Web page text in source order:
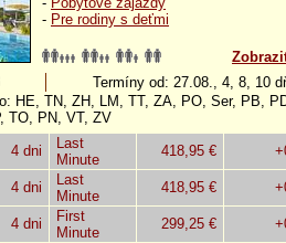
- Pre rodiny s deťmi
Termíny od: 27.08., 4, 8, 10
HE, TN, ZH, LM, TT, ZA, PO, Ser, PB,
TO, PN, VT, ZV
4 dni
Last
Minute
418,95 €
4 dni
Last
Minute
418,95 €
4 dni
First
Minute
299,25 €